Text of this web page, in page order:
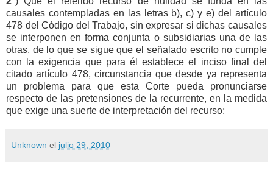
causales contempladas en las letras b), c) y e) del artículo
478 del Código del Trabajo, sin expresar si dichas causales
se interponen en forma conjunta o subsidiarias una de las
otras, de lo que se sigue que el señalado escrito no cumple
con la exigencia que para él establece el inciso final del
citado artículo 478, circunstancia que desde ya representa
un problema para que esta Corte pueda pronunciarse
respecto de las pretensiones de la recurrente, en la medida
que exige una suerte de interpretación del recurso;
Unknown el julio 29, 2010